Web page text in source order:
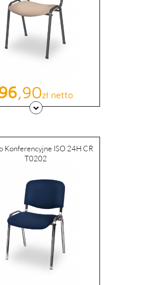
,90zł netto
Konferencyjne ISO 24H CR
T0202